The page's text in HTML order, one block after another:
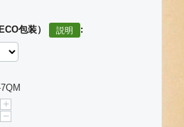
包装） :
+
−